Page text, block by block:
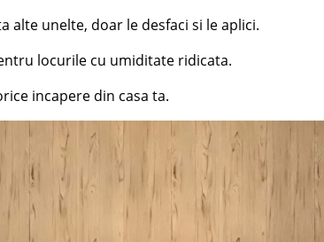
alte unelte, doar le desfaci si le aplici.
locurile cu umiditate ridicata.
incapere din casa ta.